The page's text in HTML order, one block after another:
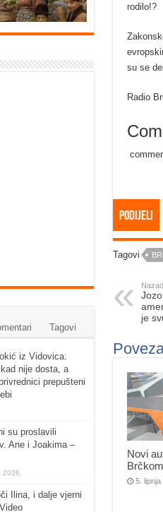
rodilo!?
su se
Radio
Podijeli
Tagovi
Nazad
je
Novi
Brčkom
5. lipnja
Tagovi
iz Vidovica:
nije dosta, a
prepušteni
su proslavili
Ane i Joakima –
2026.
Ilina, i dalje vjerni